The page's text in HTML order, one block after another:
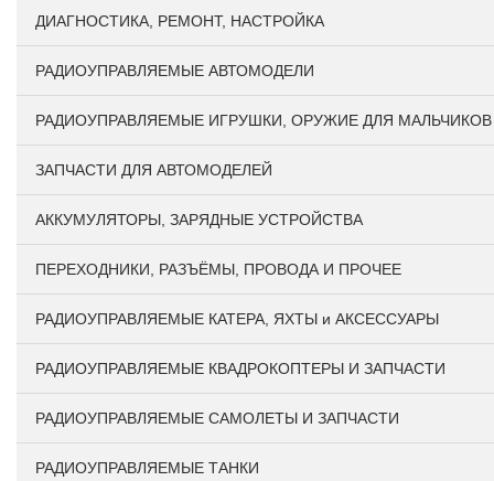
ДИАГНОСТИКА, РЕМОНТ, НАСТРОЙКА
РАДИОУПРАВЛЯЕМЫЕ АВТОМОДЕЛИ
РАДИОУПРАВЛЯЕМЫЕ ИГРУШКИ, ОРУЖИЕ ДЛЯ МАЛЬЧИКОВ
ЗАПЧАСТИ ДЛЯ АВТОМОДЕЛЕЙ
АККУМУЛЯТОРЫ, ЗАРЯДНЫЕ УСТРОЙСТВА
ПЕРЕХОДНИКИ, РАЗЪЁМЫ, ПРОВОДА И ПРОЧЕЕ
РАДИОУПРАВЛЯЕМЫЕ КАТЕРА, ЯХТЫ и АКСЕССУАРЫ
РАДИОУПРАВЛЯЕМЫЕ КВАДРОКОПТЕРЫ И ЗАПЧАСТИ
РАДИОУПРАВЛЯЕМЫЕ САМОЛЕТЫ И ЗАПЧАСТИ
РАДИОУПРАВЛЯЕМЫЕ ТАНКИ